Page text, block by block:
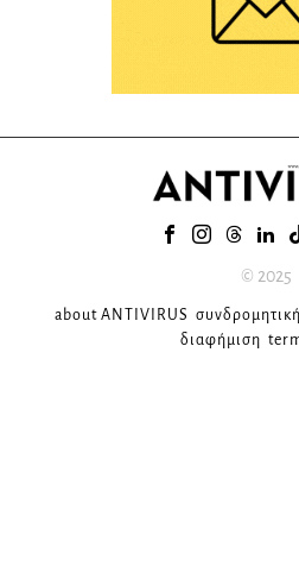
© 2025
about ANTIVIRUS
διαφήμιση